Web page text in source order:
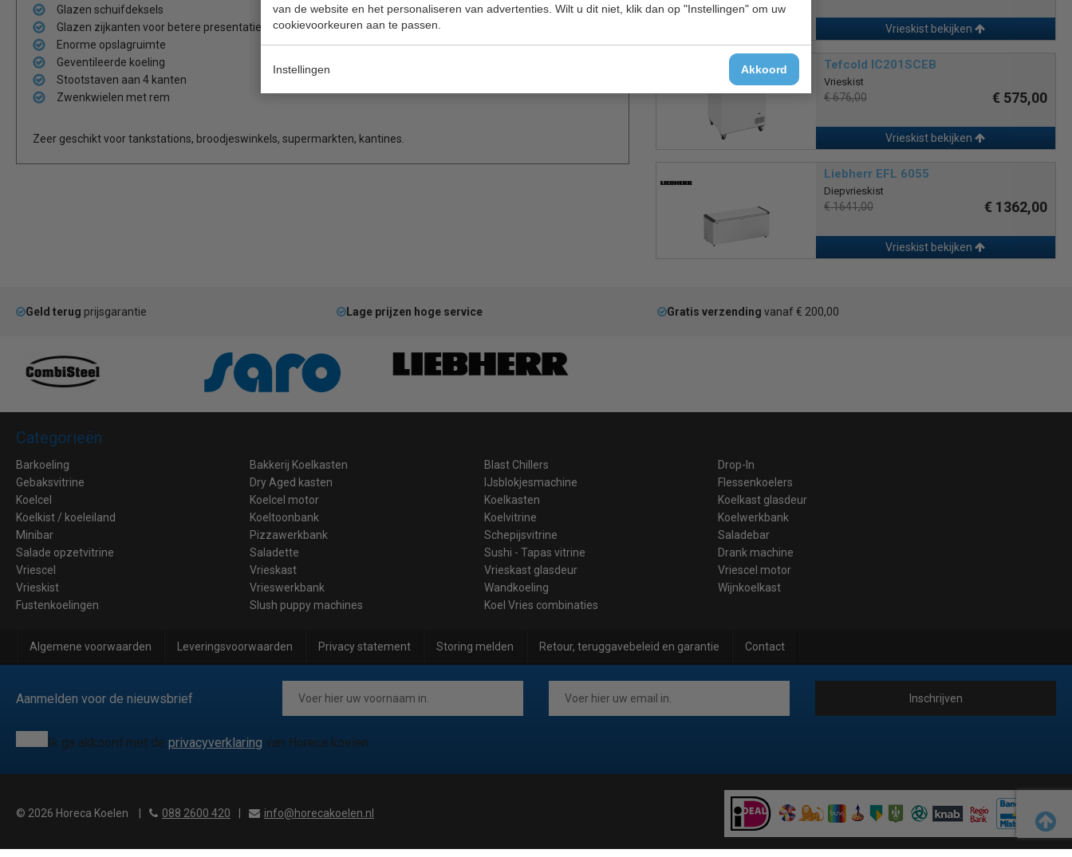
van de website en het personaliseren van advertenties. Wilt u dit niet, klik dan op "Instellingen" om uw
cookievoorkeuren aan te passen.
Instellingen Akkoord
Glazen schuifdeksels
Glazen zijkanten voor betere presentatie van producten
Enorme opslagruimte
Geventileerde koeling
Stootstaven aan 4 kanten
Zwenkwielen met rem
Zeer geschikt voor tankstations, broodjeswinkels, supermarkten, kantines.
Vrieskist bekijken
Tefcold IC201SCEB
Vrieskist
€ 676,00 € 575,00
Vrieskist bekijken
Liebherr EFL 6055
Diepvrieskist
€ 1641,00 € 1362,00
Vrieskist bekijken
Geld terug prijsgarantie Lage prijzen hoge service Gratis verzending vanaf € 200,00
Categorieën
Barkoeling Bakkerij Koelkasten Blast Chillers
Drop-In
Gebaksvitrine
Dry Aged kasten IJsblokjesmachine
Flessenkoelers
Koelcel
Koelcel motor Koelkasten
Koelkast glasdeur
Koelkist / koeleiland
Koeltoonbank Koelvitrine
Koelwerkbank
Minibar
Pizzawerkbank Schepijsvitrine
Saladebar
Salade opzetvitrine
Saladette Sushi - Tapas vitrine
Drank machine
Vriescel
Vrieskast Vrieskast glasdeur
Vriescel motor
Vrieskist
Vrieswerkbank Wandkoeling
Wijnkoelkast
Fustenkoelingen
Slush puppy machines Koel Vries combinaties
Algemene voorwaarden Leveringsvoorwaarden Privacy statement Storing melden Retour, teruggavebeleid en garantie Contact
Aanmelden voor de nieuwsbrief Inschrijven
Ik ga akkoord met de privacyverklaring van Horeca koelen
© 2026 Horeca Koelen 088 2600 420 info@horecakoelen.nl